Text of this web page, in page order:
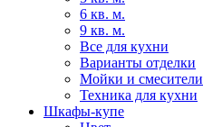
6 кв. м.
9 кв. м.
Все для кухни
Варианты отделки
Мойки и смесители
Техника для кухни
Шкафы-купе